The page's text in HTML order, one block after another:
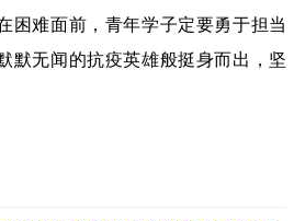
困难面前，青年学子定要勇于担当
默无闻的抗疫英雄般挺身而出，坚